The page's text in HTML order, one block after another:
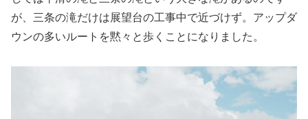
が、三条の滝だけは展望台の工事中で近づけず。アップダ
ウンの多いルートを黙々と歩くことになりました。